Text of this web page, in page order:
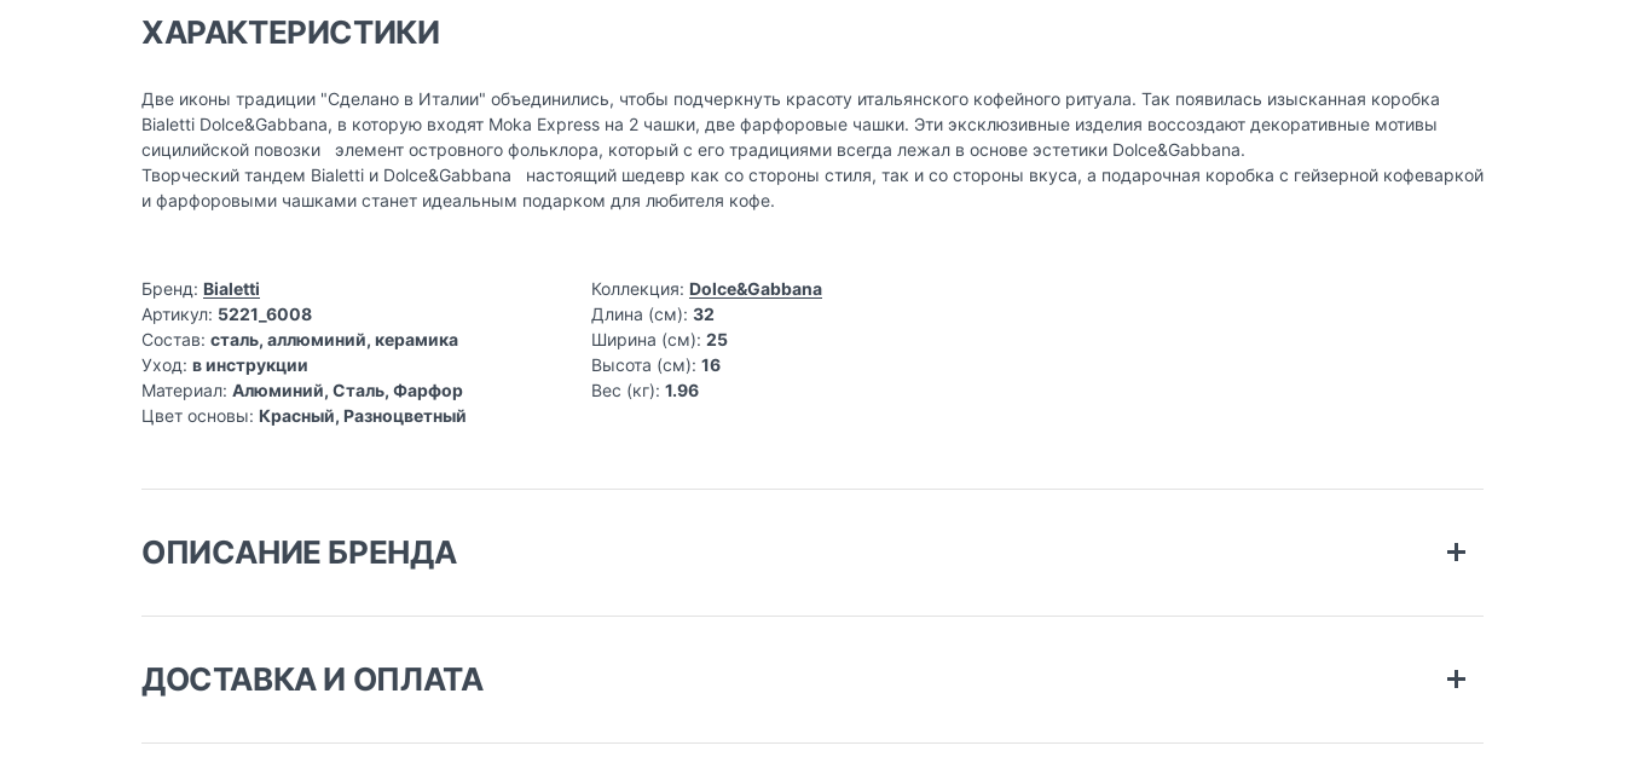
ХАРАКТЕРИСТИКИ
Две иконы традиции "Сделано в Италии" объединились, чтобы подчеркнуть красоту итальянского кофейного ритуала. Так появилась изысканная коробка
Bialetti Dolce&Gabbana, в которую входят Moka Express на 2 чашки, две фарфоровые чашки. Эти эксклюзивные изделия воссоздают декоративные мотивы
сицилийской повозки элемент островного фольклора, который с его традициями всегда лежал в основе эстетики Dolce&Gabbana.
Творческий тандем Bialetti и Dolce&Gabbana настоящий шедевр как со стороны стиля, так и со стороны вкуса, а подарочная коробка с гейзерной кофеваркой
и фарфоровыми чашками станет идеальным подарком для любителя кофе.
Бренд: Bialetti
Артикул: 5221_6008
Состав: сталь, аллюминий, керамика
Уход: в инструкции
Материал: Алюминий, Сталь, Фарфор
Цвет основы: Красный, Разноцветный
Коллекция: Dolce&Gabbana
Длина (см): 32
Ширина (см): 25
Высота (см): 16
Вес (кг): 1.96
ОПИСАНИЕ БРЕНДА
ДОСТАВКА И ОПЛАТА